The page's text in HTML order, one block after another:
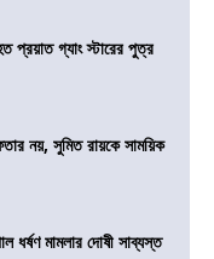
প্রয়াত গ্যাং স্টারের পুত্র
নয়, সুমিত রায়কে সাময়িক
ধর্ষণ মামলার দোষী সাব্যস্ত